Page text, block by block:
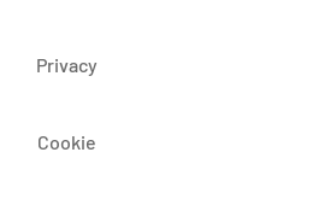
Privacy
Cookie